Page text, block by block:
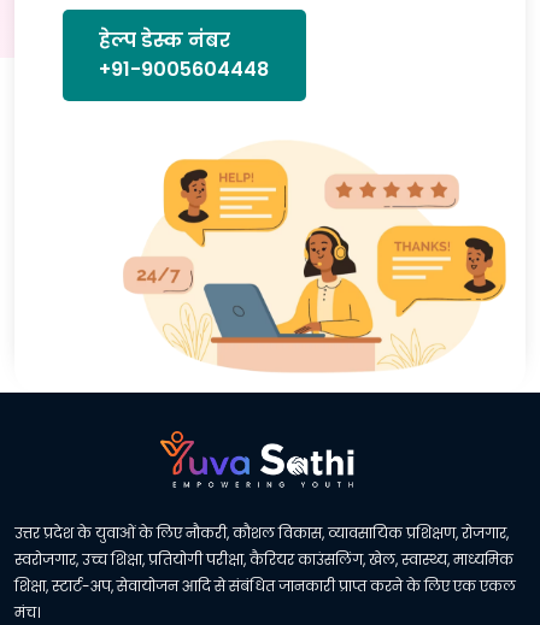
हेल्प डेस्क नंबर
+91-9005604448
उत्तर प्रदेश के युवाओं के लिए नौकरी, कौशल विकास, व्यावसायिक प्रशिक्षण, रोजगार,
स्वरोजगार, उच्च शिक्षा, प्रतियोगी परीक्षा, कैरियर काउंसलिंग, खेल, स्वास्थ्य, माध्यमिक
शिक्षा, स्टार्ट-अप, सेवायोजन आदि से संबंधित जानकारी प्राप्त करने के लिए एक एकल
मंच।